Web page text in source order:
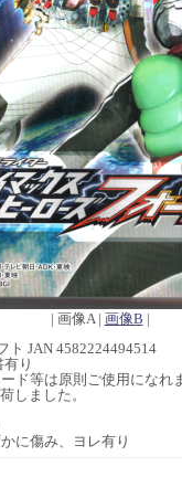
| 画像A | 画像B |
ト JAN 4582224494514
り
ド等は原則ご使用になれ
しました。
に傷み、ヨレ有り